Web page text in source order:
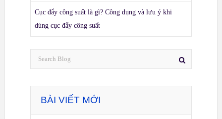
Cục đẩy công suất là gì? Công dụng và lưu ý khi
dùng cục đẩy công suất
BÀI VIẾT MỚI